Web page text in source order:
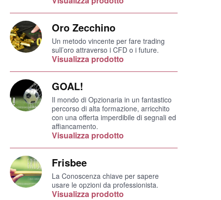
Oro Zecchino
Un metodo vincente per fare trading
sull’oro attraverso i CFD o i future.
Visualizza prodotto
GOAL!
Il mondo di Opzionaria in un fantastico
percorso di alta formazione, arricchito
con una offerta imperdibile di segnali ed
affiancamento.
Visualizza prodotto
Frisbee
La Conoscenza chiave per sapere
usare le opzioni da professionista.
Visualizza prodotto